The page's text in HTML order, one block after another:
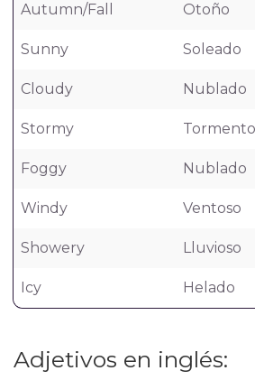
Autumn/Fall Otoño
Sunny Soleado
Cloudy Nublado
Stormy
Foggy Nublado
Windy Ventoso
Showery Lluvioso
Icy Helado
Adjetivos en inglés: